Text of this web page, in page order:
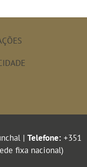
| Telefone:+351
fixa nacional)